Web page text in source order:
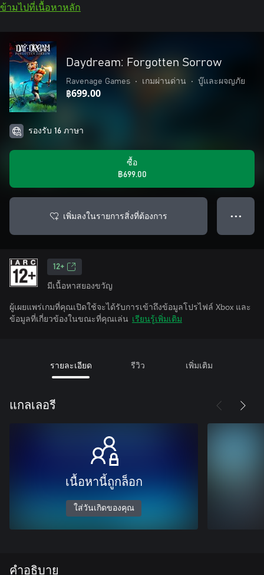
ข้ามไปที่เนื้อหาหลัก
Daydream: Forgotten Sorrow
Ravenage Games • เกมผ่านด่าน • บู๊และผจญภัย
฿699.00
รองรับ 16 ภาษา
ซื้อ
฿699.00
เพิ่มลงในรายการสิ่งที่ต้องการ ● ● ●
12+
มีเนื้อหาสยองขวัญ
ผู้เผยแพร่เกมที่คุณเปิดใช้จะได้รับการเข้าถึงข้อมูลโปรไฟล์ Xbox และ
ข้อมูลที่เกี่ยวข้องในขณะที่คุณเล่น เรียนรู้เพิ่มเติม
รายละเอียด รีวิว เพิ่มเติม
แกลเลอรี
เนื้อหานี้ถูกล็อก
ใส่วันเกิดของคุณ
คำอธิบาย